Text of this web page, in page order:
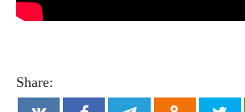
Share: